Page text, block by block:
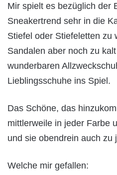
Mir spielt es bezüglich der
Sneakertrend sehr in die
Stiefel oder Stiefeletten zu
Sandalen aber noch zu
wunderbaren
Lieblingsschuhe ins Spiel.
Das Schöne, das
mittlerweile in jeder Farbe
und sie obendrein auch zu
Welche mir gefallen: